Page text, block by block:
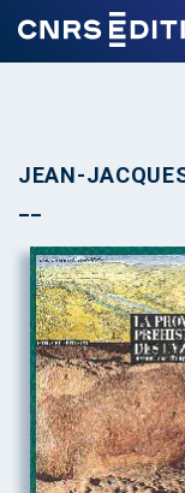
JEAN-